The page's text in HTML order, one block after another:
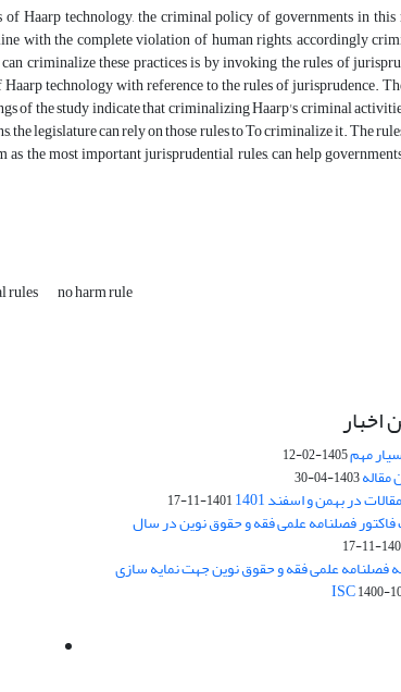
Haarp technology, the criminal policy of governments in this
with the complete violation of human rights, accordingly
criminalize these practices is by invoking the rules of
technology with reference to the rules of jurisprudence.
of the study indicate that criminalizing Haarp's criminal
the legislature can rely on those rules to To criminalize it. The
as the most important jurisprudential rules, can help
rules no harm rule
اخبار
مهم1405-02-12
مقاله1403-04-30
در بهمن و اسفند 1401 1401-11-17
فاکتور فصلنامه علمی فقه و حقوق نوین در سال
1401-
فصلنامه علمی فقه و حقوق نوین جهت نمایه سازی
1400-